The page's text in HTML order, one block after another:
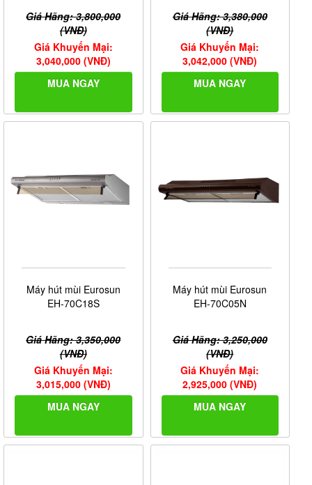
Giá Hãng: 3,800,000
(VNĐ)
Giá Khuyến Mại:
3,040,000 (VNĐ)
MUA NGAY
Giá Hãng: 3,380,000
(VNĐ)
Giá Khuyến Mại:
3,042,000 (VNĐ)
MUA NGAY
Máy hút mùi Eurosun
EH-70C18S
Giá Hãng: 3,350,000
(VNĐ)
Giá Khuyến Mại:
3,015,000 (VNĐ)
MUA NGAY
Máy hút mùi Eurosun
EH-70C05N
Giá Hãng: 3,250,000
(VNĐ)
Giá Khuyến Mại:
2,925,000 (VNĐ)
MUA NGAY